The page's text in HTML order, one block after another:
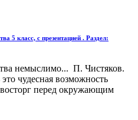
5 класс, с презентацией . Раздел:
немыслимо... П. Чистяков.
чудесная возможность
перед окружающим